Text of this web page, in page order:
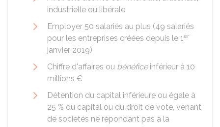
industrielle ou libérale
Employer 50 salariés au plus (49 salariés
pour les entreprises créées depuis le 1er
janvier 2019)
Chiffre d'affaires ou bénéficeinférieur à 10
millions €
Détention du capital inférieure ou égale à
25 % du capital ou du droit de vote, venant
de sociétés ne répondant pas à la